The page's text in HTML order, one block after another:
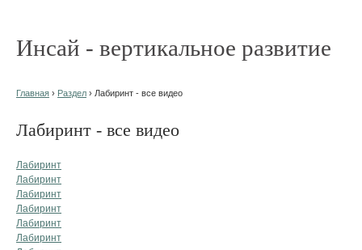
Инсай - вертикальное развитие
Главная › Раздел › Лабиринт - все видео
Лабиринт - все видео
Лабиринт
Лабиринт
Лабиринт
Лабиринт
Лабиринт
Лабиринт